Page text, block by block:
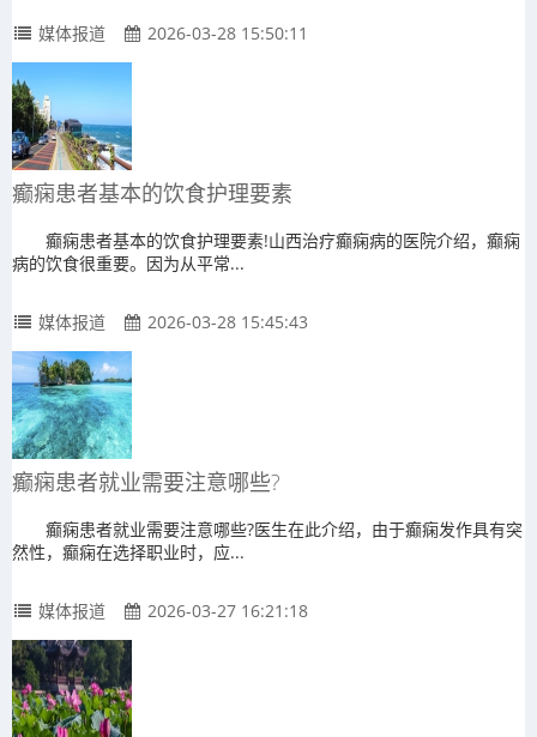
媒体报道 2026-03-28 15:50:11
癫痫患者基本的饮食护理要素
癫痫患者基本的饮食护理要素!山西治疗癫痫病的医院介绍，癫痫
病的饮食很重要。因为从平常...
媒体报道 2026-03-28 15:45:43
癫痫患者就业需要注意哪些?
癫痫患者就业需要注意哪些?医生在此介绍，由于癫痫发作具有突
然性，癫痫在选择职业时，应...
媒体报道 2026-03-27 16:21:18